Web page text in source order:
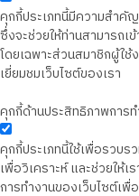
คุกกี้ประเภทนี้มีความสำคั
ซึ่งจะช่วยให้ท่านสามารถเ
โดยเฉพาะส่วนสมาชิกผู้ใ
เยี่ยมชมเว็บไซต์ของเรา
คุกกี้ด้านประสิทธิภาพการ
คุกกี้ประเภทนี้ใช้เพื่อรวบร
เพื่อวิเคราะห์ และช่วยให้
การทำงานของเว็บไซต์เ